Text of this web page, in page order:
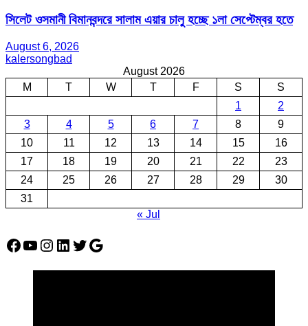
সিলেট ওসমানী বিমানবন্দরে সালাম এয়ার চালু হচ্ছে ১লা সেপ্টেম্বর হতে
August 6, 2026
kalersongbad
August 2026
M
T W T F S
S
1
2
3
4 5 6 7 8
9
10
11 12 13 14 15
16
17
18 19 20 21 22
23
24
25 26 27 28 29
30
31
« Jul
Facebook
YouTube
Instagram
LinkedIn
Twitter
Google